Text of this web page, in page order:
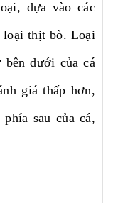
dựa vào các
loại thịt bò. Loại
dưới của cá
giá thấp hơn,
sau của cá,